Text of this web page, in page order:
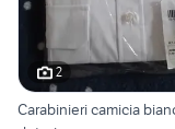
2
Carabinieri camicia